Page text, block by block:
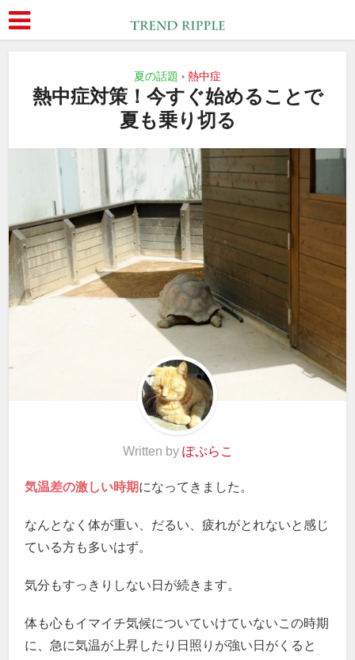
夏の話題 • 熱中症
熱中症対策！今すぐ始めることで
夏も乗り切る
Written by ぽぷらこ
気温差の激しい時期になってきました。
なんとなく体が重い、だるい、疲れがとれないと感じ
ている方も多いはず。
気分もすっきりしない日が続きます。
体も心もイマイチ気候についていけていないこの時期
に、急に気温が上昇したり日照りが強い日がくると